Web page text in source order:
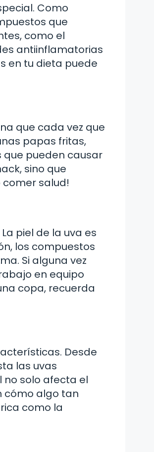
Como
que
como el
antiinflamatorias
en tu dieta puede
que cada vez que
papas fritas,
que pueden causar
sino que
salud!
piel de la uva es
los compuestos
Si alguna vez
en equipo
copa, recuerda
Desde
las uvas
no solo afecta el
cómo algo tan
como la